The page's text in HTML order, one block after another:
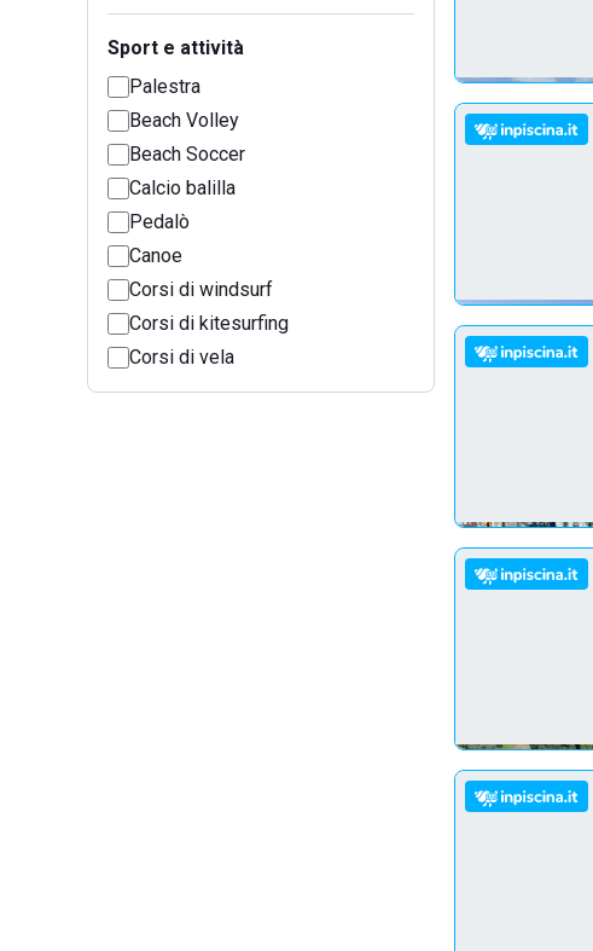
Sport e attività
Palestra
Beach Volley
Beach Soccer
Calcio balilla
Pedalò
Canoe
Corsi di windsurf
Corsi di kitesurfing
Corsi di vela